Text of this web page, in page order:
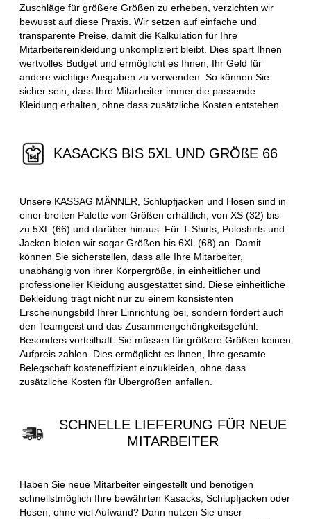
Zuschläge für größere Größen zu erheben, verzichten wir
bewusst auf diese Praxis. Wir setzen auf einfache und
transparente Preise, damit die Kalkulation für Ihre
Mitarbeitereinkleidung unkompliziert bleibt. Dies spart Ihnen
wertvolles Budget und ermöglicht es Ihnen, Ihr Geld für
andere wichtige Ausgaben zu verwenden. So können Sie
sicher sein, dass Ihre Mitarbeiter immer die passende
Kleidung erhalten, ohne dass zusätzliche Kosten entstehen.
KASACKS BIS 5XL UND GRÖßE 66
Unsere KASSAG MÄNNER, Schlupfjacken und Hosen sind in
einer breiten Palette von Größen erhältlich, von XS (32) bis
zu 5XL (66) und darüber hinaus. Für T-Shirts, Poloshirts und
Jacken bieten wir sogar Größen bis 6XL (68) an. Damit
können Sie sicherstellen, dass alle Ihre Mitarbeiter,
unabhängig von ihrer Körpergröße, in einheitlicher und
professioneller Kleidung ausgestattet sind. Diese einheitliche
Bekleidung trägt nicht nur zu einem konsistenten
Erscheinungsbild Ihrer Einrichtung bei, sondern fördert auch
den Teamgeist und das Zusammengehörigkeitsgefühl.
Besonders vorteilhaft: Sie müssen für größere Größen keinen
Aufpreis zahlen. Dies ermöglicht es Ihnen, Ihre gesamte
Belegschaft kosteneffizient einzukleiden, ohne dass
zusätzliche Kosten für Übergrößen anfallen.
SCHNELLE LIEFERUNG FÜR NEUE
MITARBEITER
Haben Sie neue Mitarbeiter eingestellt und benötigen
schnellstmöglich Ihre bewährten Kasacks, Schlupfjacken oder
Hosen, ohne viel Aufwand? Dann nutzen Sie unser